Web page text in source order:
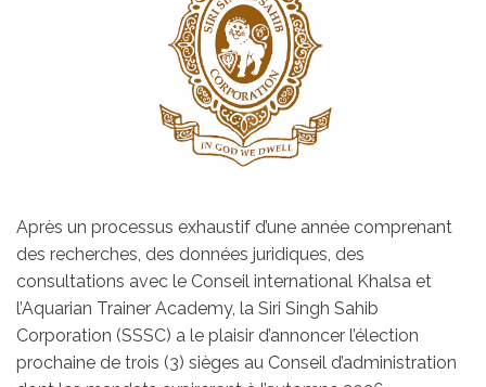
Après un processus exhaustif d’une année comprenant
des recherches, des données juridiques, des
consultations avec le Conseil international Khalsa et
l’Aquarian Trainer Academy, la Siri Singh Sahib
Corporation (SSSC) a le plaisir d’annoncer l’élection
prochaine de trois (3) sièges au Conseil d’administration